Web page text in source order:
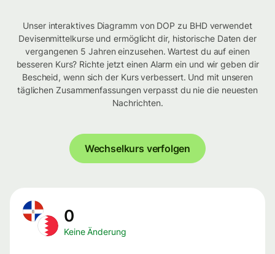
Unser interaktives Diagramm von DOP zu BHD verwendet
Devisenmittelkurse und ermöglicht dir, historische Daten der
vergangenen 5 Jahren einzusehen. Wartest du auf einen
besseren Kurs? Richte jetzt einen Alarm ein und wir geben dir
Bescheid, wenn sich der Kurs verbessert. Und mit unseren
täglichen Zusammenfassungen verpasst du nie die neuesten
Nachrichten.
Wechselkurs verfolgen
0
Keine Änderung